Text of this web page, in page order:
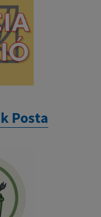
Posta